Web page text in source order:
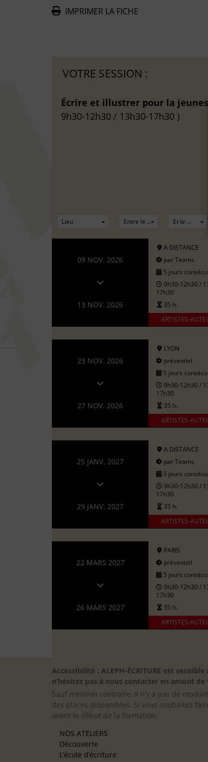
IMPRIMER LA FICHE
VOTRE SESSION :
Écrire et illustrer pour la
9h30-12h30 / 13h30-17h30 )
09 NOV. 2026
13 NOV. 2026
A DISTANCE
par Teams
5 jours
9h30-12h30 /
17h30
35 h.
ARTISTES-
23 NOV. 2026
27 NOV. 2026
LYON
présentiel
5 jours
9h30-12h30 /
17h30
35 h.
ARTISTES-
25 JANV. 2027
29 JANV. 2027
A DISTANCE
par Teams
5 jours
9h30-12h30 /
17h30
35 h.
ARTISTES-
22 MARS 2027
26 MARS 2027
PARIS
présentiel
5 jours
9h30-12h30 /
17h30
35 h.
ARTISTES-
Accessibilité : ALEPH-ÉCRITURE est
n’hésitez pas à nous contacter en amont
Sauf mention contraire, il n’y a pas de
des places disponibles. Si vous souhaitez
avant le début de la formation.
NOS ATELIERS
Découverte
L’école d’écriture